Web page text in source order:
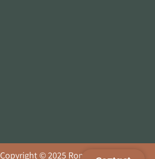
Copyright © 2025 Romain Terral